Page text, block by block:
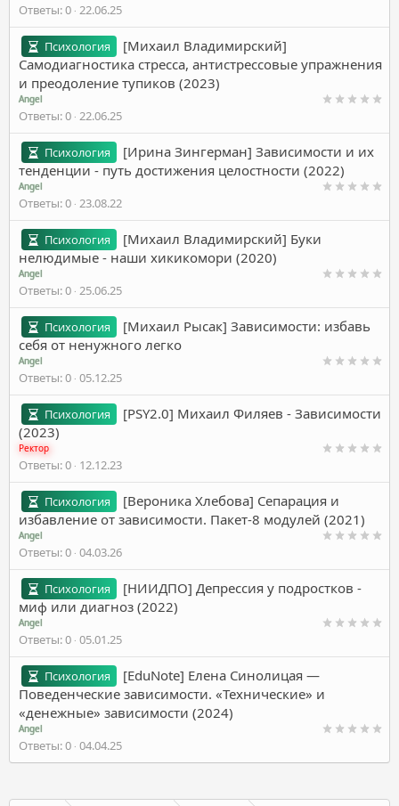
Ответы 0 22.06.25
Психология
[Михаил Владимирский]
Самодиагностика стресса, антистрессовые упражнения
и преодоление тупиков (2023)
Angel
Ответы 0 22.06.25
Психология
[Ирина Зингерман] Зависимости и их
тенденции - путь достижения целостности (2022)
Angel
Ответы 0 23.08.22
Психология
[Михаил Владимирский] Буки
нелюдимые - наши хикикомори (2020)
Angel
Ответы 0 25.06.25
Психология
[Михаил Рысак] Зависимости: избавь
себя от ненужного легко
Angel
Ответы 0 05.12.25
Психология
[PSY2.0] Михаил Филяев - Зависимости
(2023)
Ректор
Ответы 0 12.12.23
Психология
[Вероника Хлебова] Сепарация и
избавление от зависимости. Пакет-8 модулей (2021)
Angel
Ответы 0 04.03.26
Психология
[НИИДПО] Депрессия у подростков -
миф или диагноз (2022)
Angel
Ответы 0 05.01.25
Психология
[EduNote] Елена Синолицая ―
Поведенческие зависимости. «Технические» и
«денежные» зависимости (2024)
Angel
Ответы 0 04.04.25